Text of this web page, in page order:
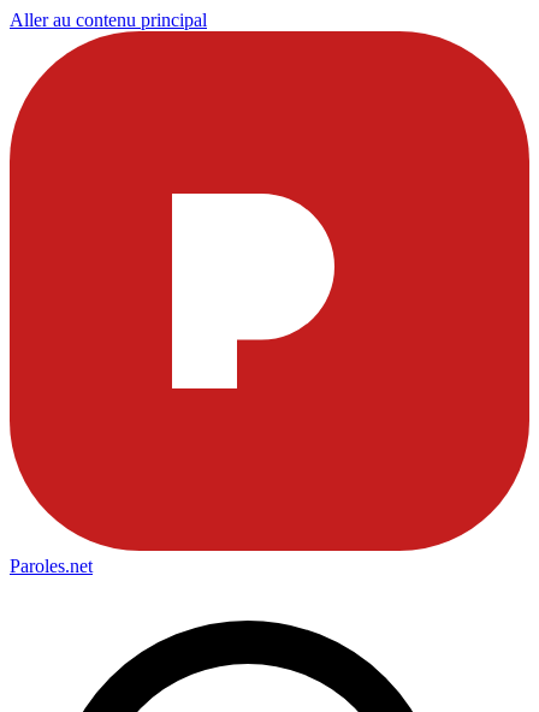
Aller au contenu principal
Paroles.net